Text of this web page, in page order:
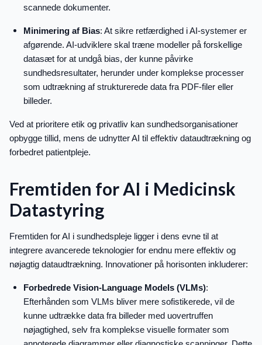
scannede dokumenter.
Minimering af Bias: At sikre retfærdighed i AI-systemer er
afgørende. AI-udviklere skal træne modeller på forskellige
datasæt for at undgå bias, der kunne påvirke
sundhedsresultater, herunder under komplekse processer
som udtrækning af strukturerede data fra PDF-filer eller
billeder.
Ved at prioritere etik og privatliv kan sundhedsorganisationer
opbygge tillid, mens de udnytter AI til effektiv dataudtrækning og
forbedret patientpleje.
Fremtiden for AI i Medicinsk
Datastyring
Fremtiden for AI i sundhedspleje ligger i dens evne til at
integrere avancerede teknologier for endnu mere effektiv og
nøjagtig dataudtrækning. Innovationer på horisonten inkluderer:
Forbedrede Vision-Language Models (VLMs):
Efterhånden som VLMs bliver mere sofistikerede, vil de
kunne udtrække data fra billeder med uovertruffen
nøjagtighed, selv fra komplekse visuelle formater som